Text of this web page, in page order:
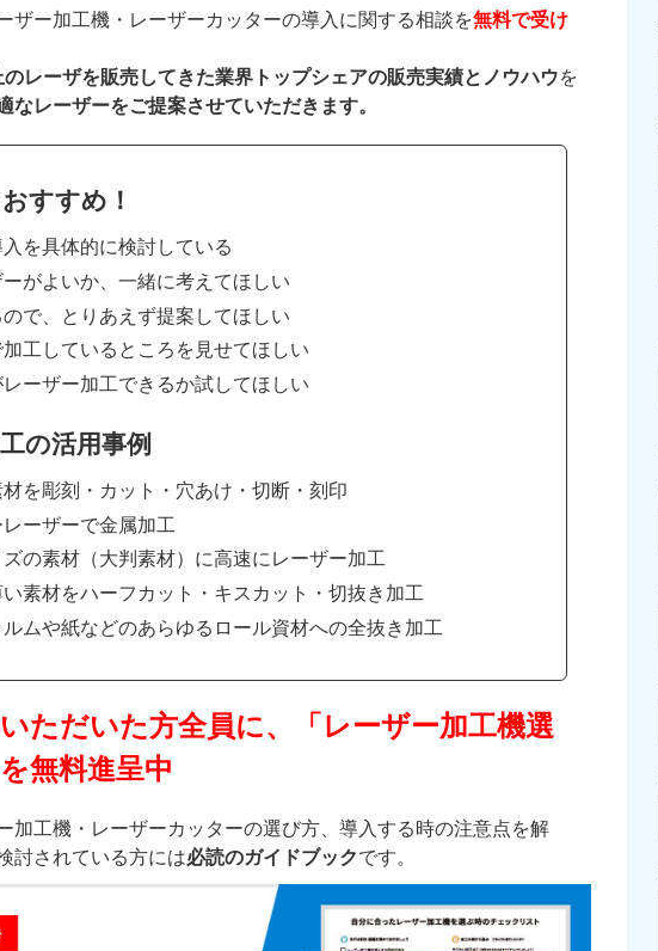
ザー加工機・レーザーカッターの導入に関する相談を無料で受け
レーザを販売してきた業界トップシェアの販売実績とノウハウを
なレーザーをご提案させていただきます。
すすめ！
を具体的に検討している
がよいか、一緒に考えてほしい
で、とりあえず提案してほしい
工しているところを見せてほしい
ーザー加工できるか試してほしい
の活用事例
を彫刻・カット・穴あけ・切断・刻印
ーザーで金属加工
の素材（大判素材）に高速にレーザー加工
素材をハーフカット・キスカット・切抜き加工
ムや紙などのあらゆるロール資材への全抜き加工
ただいた方全員に、「レーザー加工機選
無料進呈中
加工機・レーザーカッターの選び方、導入する時の注意点を解
討されている方には必読のガイドブックです。